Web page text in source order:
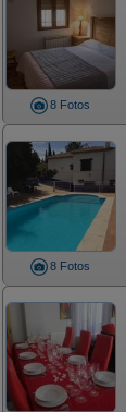
8 Fotos
8 Fotos